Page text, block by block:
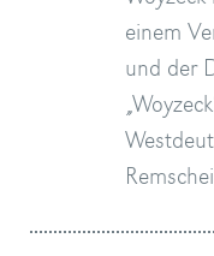
einem
und der